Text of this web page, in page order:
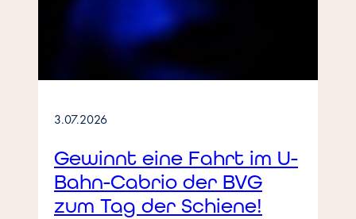
3.07.2026
Gewinnt eine Fahrt im U-
Bahn-Cabrio der BVG
zum Tag der Schiene!